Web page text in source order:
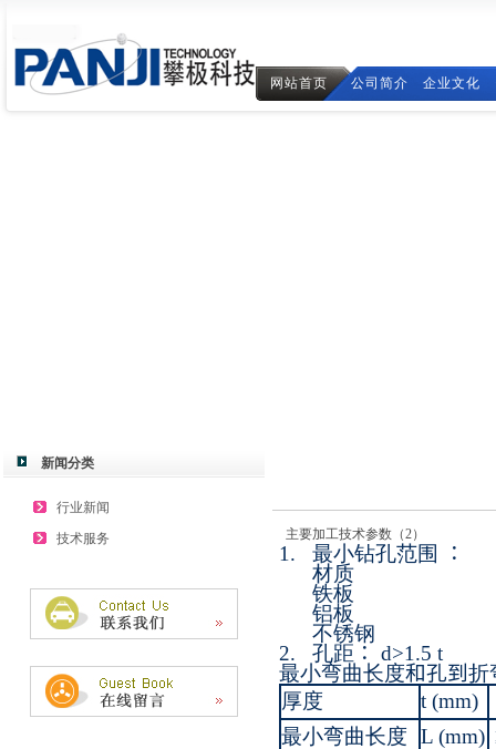
网站首页 公司简介 企业文化
新闻分类
行业新闻
技术服务
主要加工技术参数（2）
1. 最小钻孔范围
：
材质
铁板
铝板
不锈钢
2.
孔距 ：
d>1.5 t
最小弯曲长度和孔到 折
厚度
t (mm)
最小弯曲长度
L (mm)